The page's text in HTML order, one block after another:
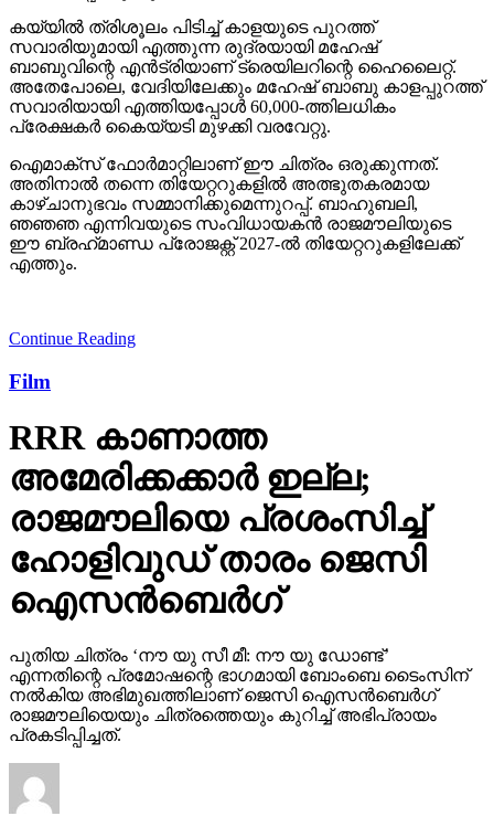
കയ്യില്‍ ത്രിശൂലം പിടിച്ച് കാളയുടെ പുറത്ത്
സവാരിയുമായി എത്തുന്ന രുദ്രയായി മഹേഷ്
ബാബുവിന്റെ എന്‍ട്രിയാണ് ട്രെയിലറിന്റെ ഹൈലൈറ്റ്.
അതേപോലെ, വേദിയിലേക്കും മഹേഷ് ബാബു കാളപ്പുറത്ത്
സവാരിയായി എത്തിയപ്പോള്‍ 60,000-ത്തിലധികം
പ്രേക്ഷകര്‍ കൈയ്യടി മുഴക്കി വരവേറ്റു.
ഐമാക്‌സ് ഫോര്‍മാറ്റിലാണ് ഈ ചിത്രം ഒരുക്കുന്നത്.
അതിനാല്‍ തന്നെ തിയേറ്ററുകളില്‍ അത്ഭുതകരമായ
കാഴ്ചാനുഭവം സമ്മാനിക്കുമെന്നുറപ്പ്. ബാഹുബലി,
ഞഞഞ എന്നിവയുടെ സംവിധായകന്‍ രാജമൗലിയുടെ
ഈ ബ്രഹ്‌മാണ്ഡ പ്രോജക്റ്റ് 2027-ല്‍ തിയേറ്ററുകളിലേക്ക്
എത്തും.
Continue Reading
Film
RRR കാണാത്ത
അമേരിക്കക്കാര്‍ ഇല്ല;
രാജമൗലിയെ പ്രശംസിച്ച്
ഹോളിവുഡ് താരം ജെസി
ഐസന്‍ബെര്‍ഗ്
പുതിയ ചിത്രം ‘നൗ യു സീ മീ: നൗ യു ഡോണ്ട്’
എന്നതിന്റെ പ്രമോഷന്റെ ഭാഗമായി ബോംബെ ടൈംസിന്
നല്‍കിയ അഭിമുഖത്തിലാണ് ജെസി ഐസന്‍ബെര്‍ഗ്
രാജമൗലിയെയും ചിത്രത്തെയും കുറിച്ച് അഭിപ്രായം
പ്രകടിപ്പിച്ചത്.